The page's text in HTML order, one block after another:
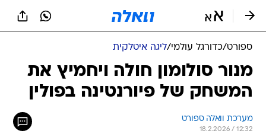
ספורט/כדורגל עולמי/ליגה איטלקית
מנור סולומון חולה ויחמיץ את
המשחק של פיורנטינה בפולין
מערכת וואלה ספורט
18.2.2026 / 12:32